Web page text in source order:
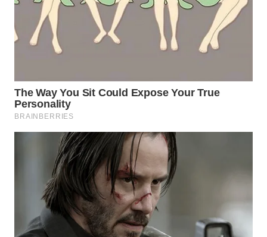
SUKABUMI
WN
PURWAKARTA
PRIANGAN
TIMUR
SEMARANG
SOLO
WN